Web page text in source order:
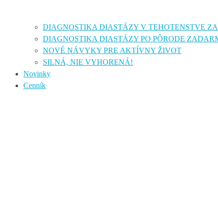
DIAGNOSTIKA DIASTÁZY V TEHOTENSTVE
DIAGNOSTIKA DIASTÁZY PO PÔRODE
NOVÉ NÁVYKY PRE AKTÍVNY ŽIVOT
SILNÁ, NIE VYHORENÁ!
Novinky
Cenník